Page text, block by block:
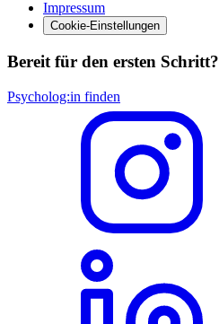
Impressum
Cookie-Einstellungen
Bereit für den ersten Schritt?
Psycholog:in finden